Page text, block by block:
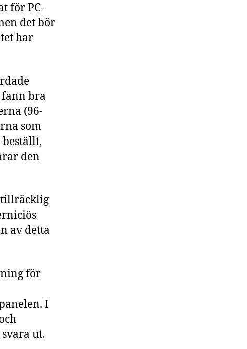
för PC-
det bör
har
fann bra
(96-
som
den
tillräcklig
av detta
för
I
ut.